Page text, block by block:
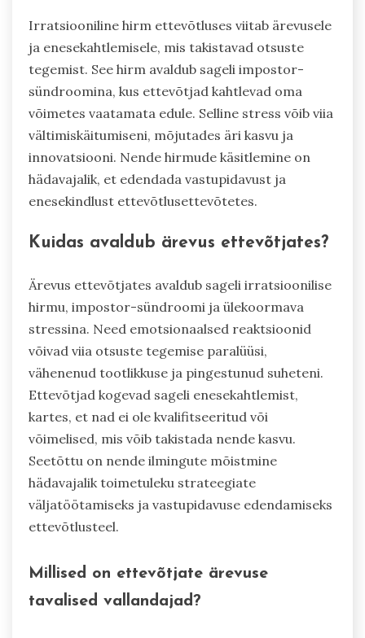
Irratsiooniline hirm ettevõtluses viitab ärevusele
ja enesekahtlemisele, mis takistavad otsuste
tegemist. See hirm avaldub sageli impostor-
sündroomina, kus ettevõtjad kahtlevad oma
võimetes vaatamata edule. Selline stress võib viia
vältimiskäitumiseni, mõjutades äri kasvu ja
innovatsiooni. Nende hirmude käsitlemine on
hädavajalik, et edendada vastupidavust ja
enesekindlust ettevõtlusettevõtetes.
Kuidas avaldub ärevus ettevõtjates?
Ärevus ettevõtjates avaldub sageli irratsioonilise
hirmu, impostor-sündroomi ja ülekoormava
stressina. Need emotsionaalsed reaktsioonid
võivad viia otsuste tegemise paralüüsi,
vähenenud tootlikkuse ja pingestunud suheteni.
Ettevõtjad kogevad sageli enesekahtlemist,
kartes, et nad ei ole kvalifitseeritud või
võimelised, mis võib takistada nende kasvu.
Seetõttu on nende ilmingute mõistmine
hädavajalik toimetuleku strateegiate
väljatöötamiseks ja vastupidavuse edendamiseks
ettevõtlusteel.
Millised on ettevõtjate ärevuse
tavalised vallandajad?